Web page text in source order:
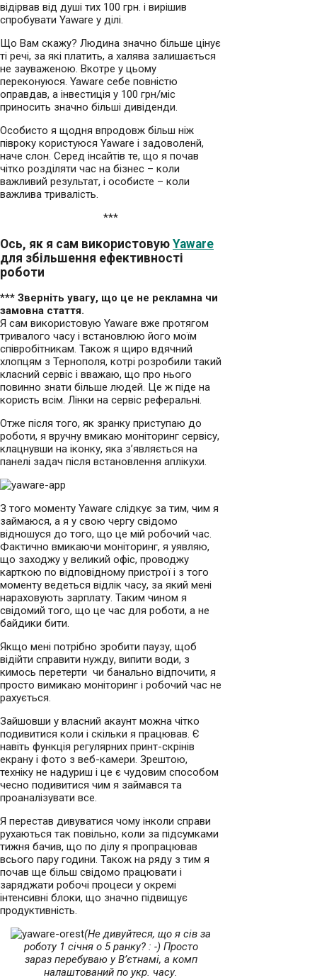
відірвав від душі тих 100 грн. і вирішив
спробувати Yaware у ділі.
Що Вам скажу? Людина значно більше цінує
ті речі, за які платить, а халява залишається
не зауваженою. Вкотре у цьому
переконуюся. Yaware себе повністю
оправдав, а інвестиція у 100 грн/міс
приносить значно більші дивіденди.
Особисто я щодня впродовж більш ніж
півроку користуюся Yaware і задоволенй,
наче слон. Серед інсайтів те, що я почав
чітко розділяти час на бізнес – коли
важливий результат, і особисте – коли
важлива тривалість.
***
Ось, як я сам використовую Yaware
для збільшення ефективності
роботи
*** Зверніть увагу, що це не рекламна чи
замовна стаття.
Я сам використовую Yaware вже протягом
тривалого часу і встановлюю його моїм
співробітникам. Також я щиро вдячний
хлопцям з Тернополя, котрі розробили такий
класний сервіс і вважаю, що про нього
повинно знати більше людей. Це ж піде на
користь всім. Лінки на сервіс реферальні.
Отже після того, як зранку приступаю до
роботи, я вручну вмикаю моніторинг сервісу,
клацнувши на іконку, яка з’являється на
панелі задач після встановлення аплікухи.
З того моменту Yaware слідкує за тим, чим я
займаюся, а я у свою чергу свідомо
відношуся до того, що це мій робочий час.
Фактично вмикаючи моніторинг, я уявляю,
що заходжу у великий офіс, проводжу
карткою по відповідному пристрої і з того
моменту ведеться відлік часу, за який мені
нараховують зарплату. Таким чином я
свідомий того, що це час для роботи, а не
байдики бити.
Якщо мені потрібно зробити паузу, щоб
відійти справити нужду, випити води, з
кимось перетерти чи банально відпочити, я
просто вимикаю моніторинг і робочий час не
рахується.
Зайшовши у власний акаунт можна чітко
подивитися коли і скільки я працював. Є
навіть функція регулярних принт-скрінів
екрану і фото з веб-камери. Зрештою,
техніку не надуриш і це є чудовим способом
чесно подивитися чим я займався та
проаналізувати все.
Я перестав дивуватися чому інколи справи
рухаються так повільно, коли за підсумками
тижня бачив, що по ділу я пропрацював
всього пару години. Також на ряду з тим я
почав ще більш свідомо працювати і
заряджати робочі процеси у окремі
інтенсивні блоки, що значно підвищує
продуктивність.
(Не дивуйтеся, що я сів за
роботу 1 січня о 5 ранку? : -) Просто
зараз перебуваю у В’єтнамі, а комп
налаштований по укр. часу.